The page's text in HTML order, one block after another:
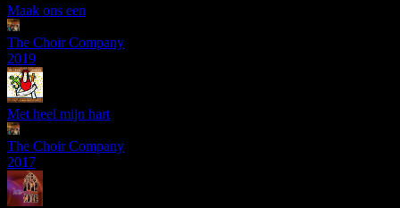
Maak ons een
The Choir Company
2019
Met heel mijn hart
The Choir Company
2017